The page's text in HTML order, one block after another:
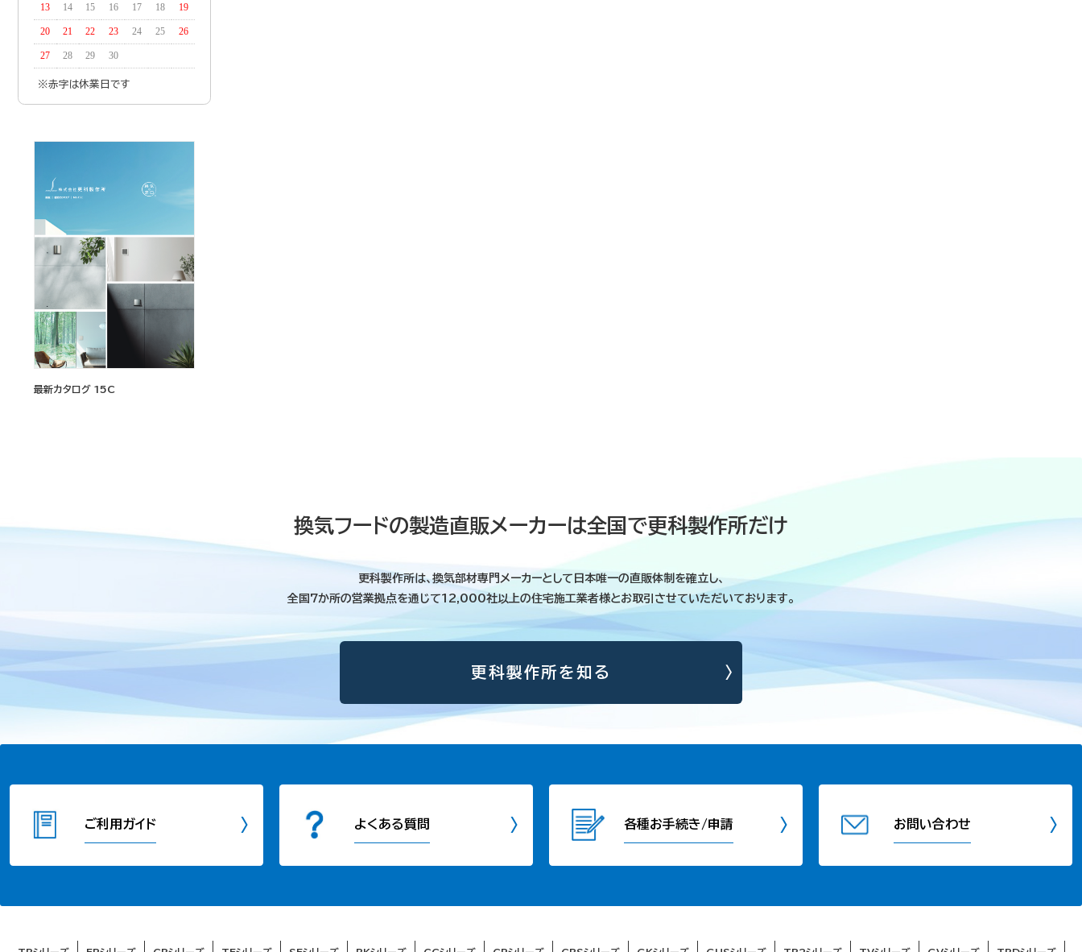
13 14 15 16 17 18 19
20 21 22 23 24 25 26
27 28 29 30
※赤字は休業日です
最新カタログ 15C
換気フードの製造直販メーカーは全国で更科製作所だけ
更科製作所は、換気部材専門メーカーとして日本唯一の直販体制を確立し、
全国7か所の営業拠点を通じて12,000社以上の住宅施工業者様とお取引させていただいております。
更科製作所を知る
ご利用ガイド よくある質問 各種お手続き/申請 お問い合わせ